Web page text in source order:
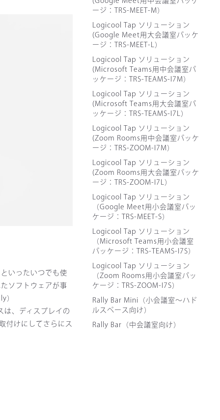
いったいつでも使
ソフトウェアが事
）
、ディスプレイの
付けにしてさらにス
ージ：TRS-MEET-M）
Logicool Tap ソリューション
(Google Meet用大会議室パッケ
ージ：TRS-MEET-L）
Logicool Tap ソリューション
(Microsoft Teams用中会議室パ
ッケージ：TRS-TEAMS-I7M）
Logicool Tap ソリューション
(Microsoft Teams用大会議室パ
ッケージ：TRS-TEAMS-I7L）
Logicool Tap ソリューション
(Zoom Rooms用中会議室パッケ
ージ：TRS-ZOOM-I7M）
Logicool Tap ソリューション
(Zoom Rooms用大会議室パッケ
ージ：TRS-ZOOM-I7L）
Logicool Tap ソリューション
（Google Meet用小会議室パッ
ケージ：TRS-MEET-S）
Logicool Tap ソリューション
（Microsoft Teams用小会議室
パッケージ：TRS-TEAMS-I7S）
Logicool Tap ソリューション
（Zoom Rooms用小会議室パッ
ケージ：TRS-ZOOM-I7S）
Rally Bar Mini（小会議室～ハド
ルスペース向け）
Rally Bar（中会議室向け）